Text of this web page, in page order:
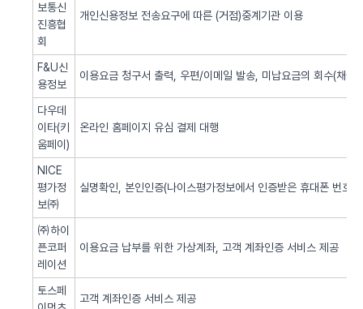
보통신
진흥협
회
개인신용정보 전송요구에 따른 (거점)중계기관 이용
F&U신
용정보
이용요금 청구서 출력, 우편/이메일 발송, 미납요금의 회수(채권
다우데
이타(키
움페이)
온라인 홈페이지 유심 결제 대행
NICE
평가정
보㈜
실명확인, 본인인증(나이스평가정보에서 인증받은 휴대폰 번호
㈜하이
픈코퍼
레이션
이용요금 납부를 위한 가상계좌, 고객 계좌인증 서비스 제공
토스페
고객 계좌인증 서비스 제공